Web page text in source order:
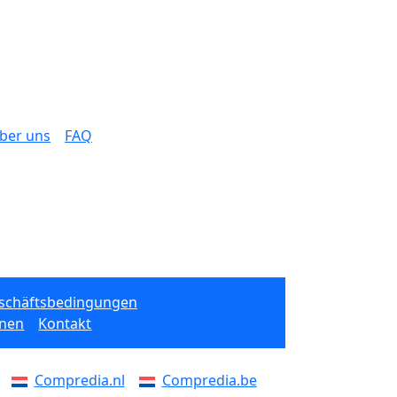
uns FAQ
Kontakt
Compredia.nl Compredia.be